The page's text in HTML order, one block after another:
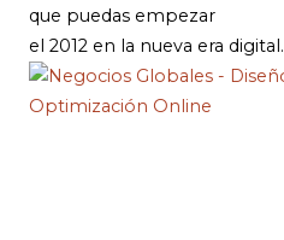
que puedas empezar
el 2012 en la nueva era digital.